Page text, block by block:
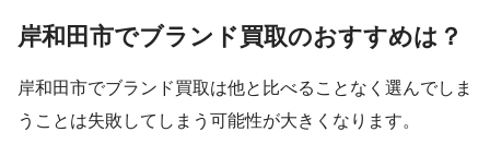
岸和田市でブランド買取のおすすめは？
岸和田市でブランド買取は他と比べることなく選んでしま
うことは失敗してしまう可能性が大きくなります。